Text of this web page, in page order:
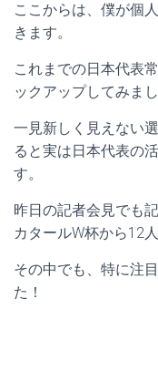
ここからは、僕が個
きます。
これまでの日本代表
ックアップしてみまし
一見新しく見えない
ると実は日本代表の
す。
昨日の記者会見でも
カタールW杯から12
その中でも、特に注
た！